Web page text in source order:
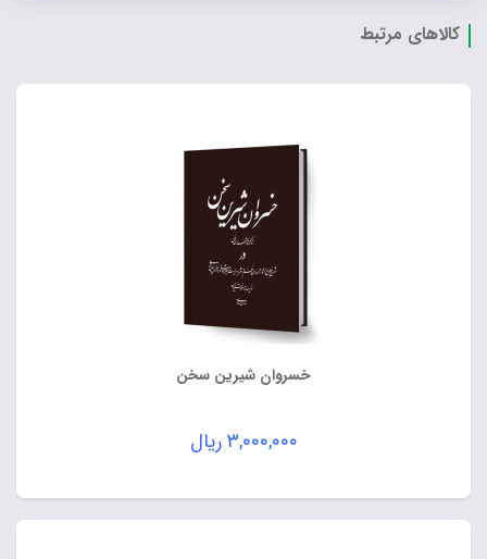
کالاهای مرتبط
خسروان شیرین سخن
۳,۰۰۰,۰۰۰ریال